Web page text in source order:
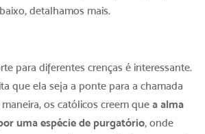
detalhamos mais.
para diferentes crenças é interessante.
que ela seja a ponte para a chamada
os católicos creem que a alma
uma espécie de purgatório, onde